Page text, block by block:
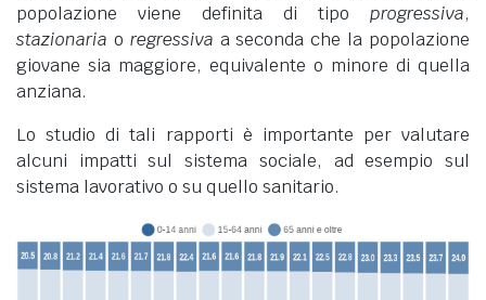
popolazione viene definita di tipo progressiva,
stazionaria o regressiva a seconda che la popolazione
giovane sia maggiore, equivalente o minore di quella
anziana.
Lo studio di tali rapporti è importante per valutare
alcuni impatti sul sistema sociale, ad esempio sul
sistema lavorativo o su quello sanitario.